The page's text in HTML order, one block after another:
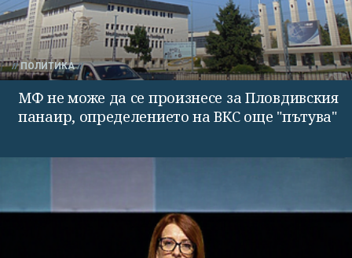
ПОЛИТИКА
МФ не може да се произнесе за Пловдивския
панаир, определението на ВКС още "пътува"